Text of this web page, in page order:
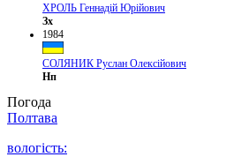
ХРОЛЬ Геннадій Юрійович
Зх
1984
СОЛЯНИК Руслан Олексійович
Нп
Погода
Полтава
вологість: